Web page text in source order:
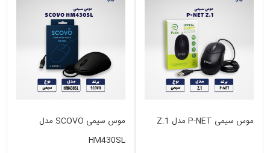
موس سیمی P-NET مدل Z.1
موس سیمی SCOVO مدل
HM430SL